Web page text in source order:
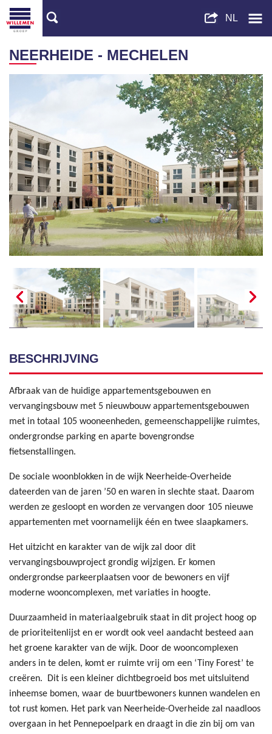
NEERHEIDE - MECHELEN
BESCHRIJVING
Afbraak van de huidige appartementsgebouwen en
vervangingsbouw met 5 nieuwbouw appartementsgebouwen
met in totaal 105 wooneenheden, gemeenschappelijke ruimtes,
ondergrondse parking en aparte bovengrondse
fietsenstallingen.
De sociale woonblokken in de wijk Neerheide-Overheide
dateerden van de jaren ’50 en waren in slechte staat. Daarom
werden ze gesloopt en worden ze vervangen door 105 nieuwe
appartementen met voornamelijk één en twee slaapkamers.
Het uitzicht en karakter van de wijk zal door dit
vervangingsbouwproject grondig wijzigen. Er komen
ondergrondse parkeerplaatsen voor de bewoners en vijf
moderne wooncomplexen, met variaties in hoogte.
Duurzaamheid in materiaalgebruik staat in dit project hoog op
de prioriteitenlijst en er wordt ook veel aandacht besteed aan
het groene karakter van de wijk. Door de wooncomplexen
anders in te delen, komt er ruimte vrij om een ‘Tiny Forest’ te
creëren. Dit is een kleiner dichtbegroeid bos met uitsluitend
inheemse bomen, waar de buurtbewoners kunnen wandelen en
tot rust komen. Het park van Neerheide-Overheide zal naadloos
overgaan in het Pennepoelpark en draagt in die zin bij om van